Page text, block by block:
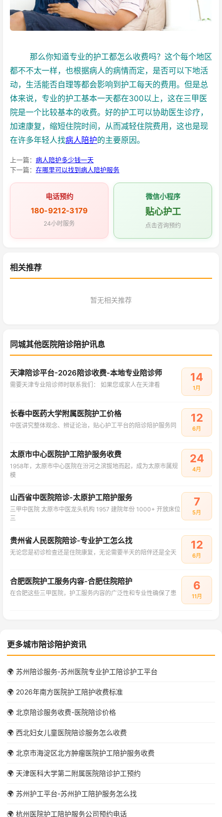
那么你知道专业的护工都怎么收费吗？这个每个地区
都不不太一样，也根据病人的病情而定，是否可以下地活
动，生活能否自理等都会影响到护工每天的费用。但是总
体来说，专业的护工基本一天都在300以上，这在三甲医
院是一个比较基本的收费。好的护工可以协助医生诊疗，
加速康复，缩短住院时间，从而减轻住院费用，这也是现
在许多年轻人找病人陪护的主要原因。
上一篇： 病人陪护多少钱一天
下一篇： 在哪里可以找到病人陪护服务
电话预约
180-9212-3179
24小时服务
微信小程序
贴心护工
点击咨询预约
相关推荐
暂无相关推荐
同城其他医院陪诊陪护讯息
天津陪诊平台-2026陪诊收费-本地专业陪诊师
需要天津专业陪诊师时联系我们： 如果您或家人在天津看
14
1月
长春中医药大学附属医院护工价格
中医讲究整体观念、辨证论治，贴心护工平台的陪诊陪护服务同
12
6月
太原市中心医院护工陪护服务收费
1958年，太原市中心医院在汾河之滨拔地而起，成为太原市属规
模
24
4月
山西省中医院陪诊-太原护工陪护服务
三甲中医院 太原市中医龙头机构 1957 建院年份 1000+ 开放床位
三
7
5月
贵州省人民医院陪诊-专业护工怎么找
无论您是初诊检查还是住院康复，无论需要半天的陪伴还是全天
12
6月
合肥医院护工服务内容-合肥住院陪护
在合肥这些三甲医院，护工服务内容的广泛性和专业性确保了患
6
11月
更多城市陪诊陪护资讯
🌍 苏州陪诊服务-苏州医院专业护工陪诊护工平台
🌍 2026年南方医院护工陪护收费标准
🌍 北京陪诊服务收费-医院陪诊价格
🌍 西北妇女儿童医院陪诊服务怎么收费
🌍 北京市海淀区北方肿瘤医院护工陪护服务收费
🌍 天津医科大学第二附属医院陪诊护工预约
🌍 苏州护工平台-苏州护工陪护服务怎么找
🌍 杭州医院护工陪护服务公司预约电话